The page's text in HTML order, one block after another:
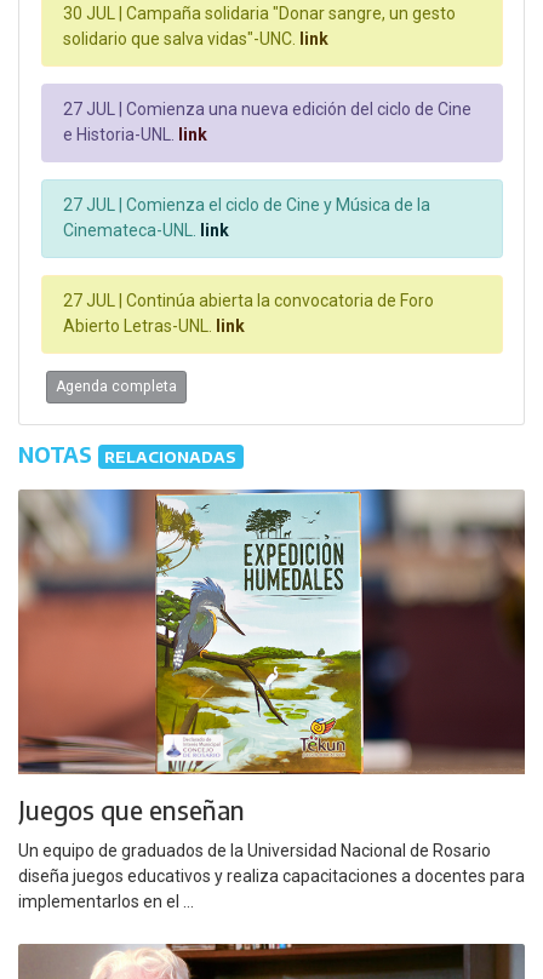
30 JUL | Campaña solidaria "Donar sangre, un gesto
solidario que salva vidas"-UNC. link
27 JUL | Comienza una nueva edición del ciclo de Cine
e Historia-UNL. link
27 JUL | Comienza el ciclo de Cine y Música de la
Cinemateca-UNL. link
27 JUL | Continúa abierta la convocatoria de Foro
Abierto Letras-UNL. link
Agenda completa
NOTAS RELACIONADAS
Juegos que enseñan
Un equipo de graduados de la Universidad Nacional de Rosario
diseña juegos educativos y realiza capacitaciones a docentes para
implementarlos en el ...